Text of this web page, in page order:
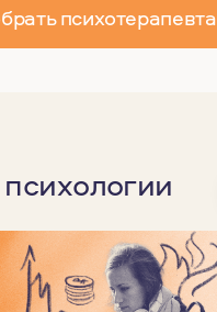
психотерапевта